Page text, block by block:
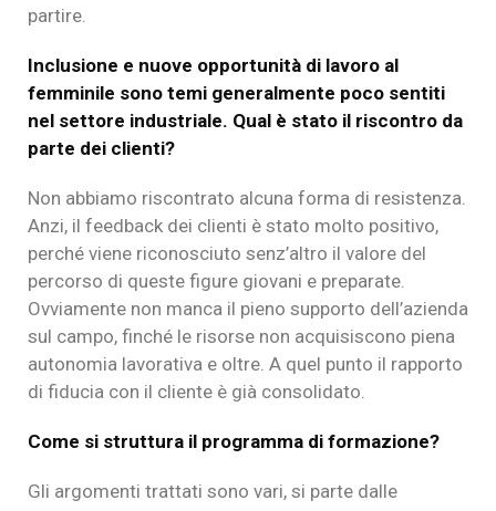
partire.
Inclusione e nuove opportunità di lavoro al
femminile sono temi generalmente poco sentiti
nel settore industriale. Qual è stato il riscontro da
parte dei clienti?
Non abbiamo riscontrato alcuna forma di resistenza.
Anzi, il feedback dei clienti è stato molto positivo,
perché viene riconosciuto senz’altro il valore del
percorso di queste figure giovani e preparate.
Ovviamente non manca il pieno supporto dell’azienda
sul campo, finché le risorse non acquisiscono piena
autonomia lavorativa e oltre. A quel punto il rapporto
di fiducia con il cliente è già consolidato.
Come si struttura il programma di formazione?
Gli argomenti trattati sono vari, si parte dalle